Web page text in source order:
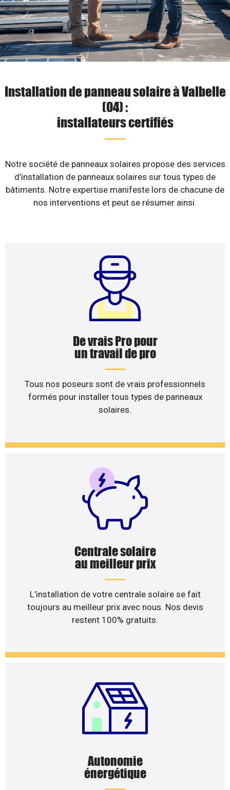
Installation de panneau solaire à Valbelle
(04) :
installateurs certifiés
Notre société de panneaux solaires propose des services
d’installation de panneaux solaires sur tous types de
bâtiments. Notre expertise manifeste lors de chacune de
nos interventions et peut se résumer ainsi.
De vrais Pro pour
un travail de pro
Tous nos poseurs sont de vrais professionnels
formés pour installer tous types de panneaux
solaires.
Centrale solaire
au meilleur prix
L’installation de votre centrale solaire se fait
toujours au meilleur prix avec nous. Nos devis
restent 100% gratuits.
Autonomie
énergétique